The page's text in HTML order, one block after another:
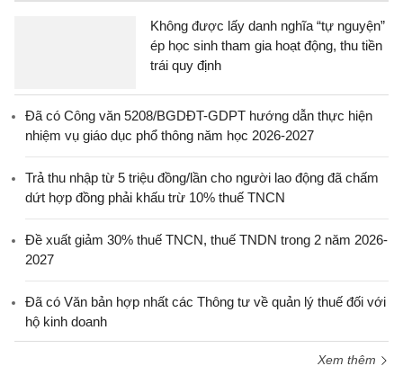
Không được lấy danh nghĩa “tự nguyện”
ép học sinh tham gia hoạt động, thu tiền
trái quy định
Đã có Công văn 5208/BGDĐT-GDPT hướng dẫn thực hiện
nhiệm vụ giáo dục phổ thông năm học 2026-2027
Trả thu nhập từ 5 triệu đồng/lần cho người lao động đã chấm
dứt hợp đồng phải khấu trừ 10% thuế TNCN
Đề xuất giảm 30% thuế TNCN, thuế TNDN trong 2 năm 2026-
2027
Đã có Văn bản hợp nhất các Thông tư về quản lý thuế đối với
hộ kinh doanh
Xem thêm